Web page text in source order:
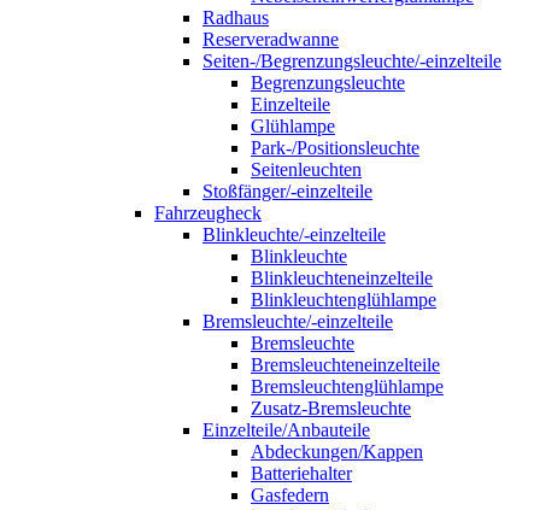
Radhaus
Reserveradwanne
Seiten-/Begrenzungsleuchte/-einzelteile
Begrenzungsleuchte
Einzelteile
Glühlampe
Park-/Positionsleuchte
Seitenleuchten
Stoßfänger/-einzelteile
Fahrzeugheck
Blinkleuchte/-einzelteile
Blinkleuchte
Blinkleuchteneinzelteile
Blinkleuchtenglühlampe
Bremsleuchte/-einzelteile
Bremsleuchte
Bremsleuchteneinzelteile
Bremsleuchtenglühlampe
Zusatz-Bremsleuchte
Einzelteile/Anbauteile
Abdeckungen/Kappen
Batteriehalter
Gasfedern